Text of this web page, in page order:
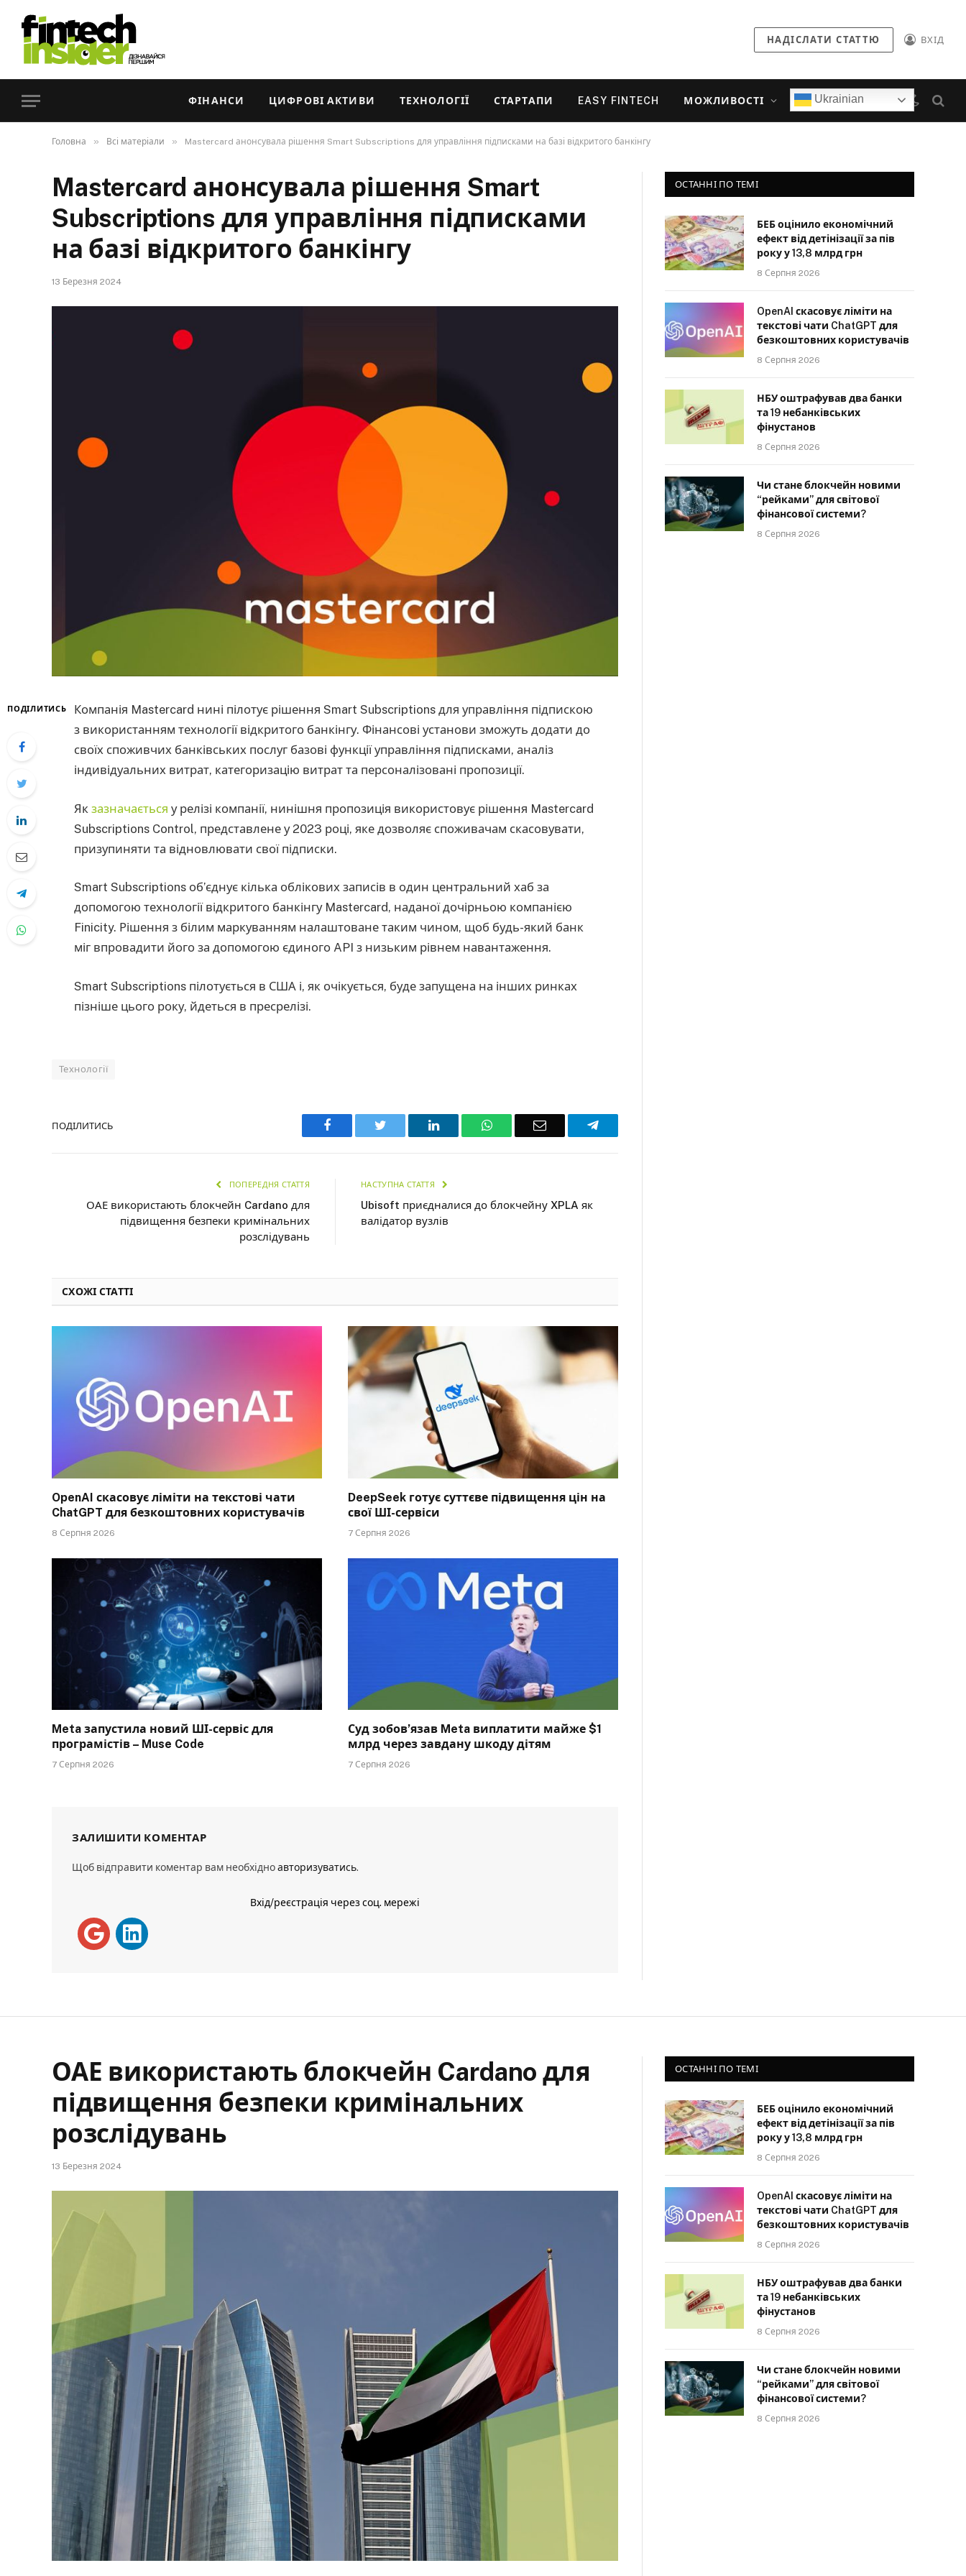
НАДІСЛАТИ СТАТТЮ ВХІД
ФІНАНСИ ЦИФРОВІ АКТИВИ ТЕХНОЛОГІЇ СТАРТАПИ EASY FINTECH МОЖЛИВОСТІ Ukrainian
Головна » Всі матеріали » Mastercard анонсувала рішення Smart Subscriptions для управління підписками на базі відкритого банкінгу
Mastercard анонсувала рішення Smart
Subscriptions для управління підписками
на базі відкритого банкінгу
13 Березня 2024
ПОДІЛИТИСЬ
Компанія Mastercard нині пілотує рішення Smart Subscriptions для управління підпискою
з використанням технології відкритого банкінгу. Фінансові установи зможуть додати до
своїх споживчих банківських послуг базові функції управління підписками, аналіз
індивідуальних витрат, категоризацію витрат та персоналізовані пропозиції.
Як зазначається у релізі компанії, нинішня пропозиція використовує рішення Mastercard
Subscriptions Control, представлене у 2023 році, яке дозволяє споживачам скасовувати,
призупиняти та відновлювати свої підписки.
Smart Subscriptions об’єднує кілька облікових записів в один центральний хаб за
допомогою технології відкритого банкінгу Mastercard, наданої дочірньою компанією
Finicity. Рішення з білим маркуванням налаштоване таким чином, щоб будь-який банк
міг впровадити його за допомогою єдиного API з низьким рівнем навантаження.
Smart Subscriptions пілотується в США і, як очікується, буде запущена на інших ринках
пізніше цього року, йдеться в пресрелізі.
Технології
ПОДІЛИТИСЬ Facebook Twitter LinkedIn WhatsAppEmail Telegram
ПОПЕРЕДНЯ СТАТТЯ
ОАЕ використають блокчейн Cardano для
підвищення безпеки кримінальних
розслідувань
НАСТУПНА СТАТТЯ
Ubisoft приєдналися до блокчейну XPLA як
валідатор вузлів
СХОЖІ СТАТТІ
OpenAI скасовує ліміти на текстові чати
ChatGPT для безкоштовних користувачів
8 Серпня 2026
DeepSeek готує суттєве підвищення цін на
свої ШІ-сервіси
7 Серпня 2026
Meta запустила новий ШІ-сервіс для
програмістів – Muse Code
7 Серпня 2026
Суд зобов’язав Meta виплатити майже $1
млрд через завдану шкоду дітям
7 Серпня 2026
ЗАЛИШИТИ КОМЕНТАР
Щоб відправити коментар вам необхідноавторизуватись.
Вхід/реєстрація через соц. мережі
ОСТАННІ ПО ТЕМІ
БЕБ оцінило економічний
ефект від детінізації за пів
року у 13,8 млрд грн
8 Серпня 2026
OpenAI скасовує ліміти на
текстові чати ChatGPT для
безкоштовних користувачів
8 Серпня 2026
НБУ оштрафував два банки
та 19 небанківських
фінустанов
8 Серпня 2026
Чи стане блокчейн новими
“рейками” для світової
фінансової системи?
8 Серпня 2026
ОАЕ використають блокчейн Cardano для
підвищення безпеки кримінальних
розслідувань
13 Березня 2024
ОСТАННІ ПО ТЕМІ
БЕБ оцінило економічний
ефект від детінізації за пів
року у 13,8 млрд грн
8 Серпня 2026
OpenAI скасовує ліміти на
текстові чати ChatGPT для
безкоштовних користувачів
8 Серпня 2026
НБУ оштрафував два банки
та 19 небанківських
фінустанов
8 Серпня 2026
Чи стане блокчейн новими
“рейками” для світової
фінансової системи?
8 Серпня 2026